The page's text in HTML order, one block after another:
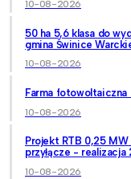
10-08-2026
50 ha 5,6 klasa do
gmina Świnice
10-08-2026
Farma
10-08-2026
Projekt RTB 0,25
przyłącze - realizacja
10-08-2026